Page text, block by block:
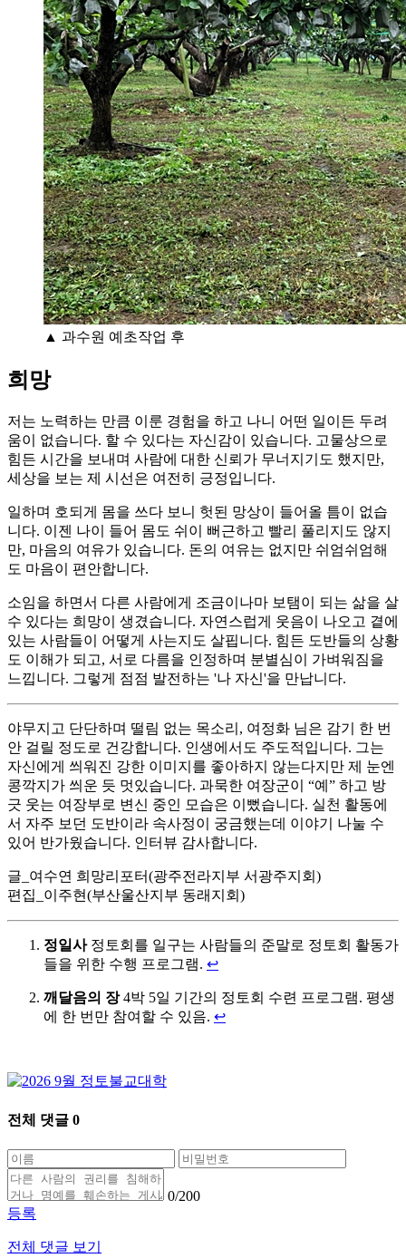
▲ 과수원 예초작업 후
희망
저는 노력하는 만큼 이룬 경험을 하고 나니 어떤 일이든 두려
움이 없습니다. 할 수 있다는 자신감이 있습니다. 고물상으로
힘든 시간을 보내며 사람에 대한 신뢰가 무너지기도 했지만,
세상을 보는 제 시선은 여전히 긍정입니다.
일하며 호되게 몸을 쓰다 보니 헛된 망상이 들어올 틈이 없습
니다. 이젠 나이 들어 몸도 쉬이 뻐근하고 빨리 풀리지도 않지
만, 마음의 여유가 있습니다. 돈의 여유는 없지만 쉬엄쉬엄해
도 마음이 편안합니다.
소임을 하면서 다른 사람에게 조금이나마 보탬이 되는 삶을 살
수 있다는 희망이 생겼습니다. 자연스럽게 웃음이 나오고 곁에
있는 사람들이 어떻게 사는지도 살핍니다. 힘든 도반들의 상황
도 이해가 되고, 서로 다름을 인정하며 분별심이 가벼워짐을
느낍니다. 그렇게 점점 발전하는 '나 자신'을 만납니다.
야무지고 단단하며 떨림 없는 목소리, 여정화 님은 감기 한 번
안 걸릴 정도로 건강합니다. 인생에서도 주도적입니다. 그는
자신에게 씌워진 강한 이미지를 좋아하지 않는다지만 제 눈엔
콩깍지가 씌운 듯 멋있습니다. 과묵한 여장군이 “예” 하고 방
긋 웃는 여장부로 변신 중인 모습은 이뻤습니다. 실천 활동에
서 자주 보던 도반이라 속사정이 궁금했는데 이야기 나눌 수
있어 반가웠습니다. 인터뷰 감사합니다.
글_여수연 희망리포터(광주전라지부 서광주지회)
편집_이주현(부산울산지부 동래지회)
정일사정토회를 일구는 사람들의 준말로 정토회 활동가
들을 위한 수행 프로그램. ↩
깨달음의 장4박 5일 기간의 정토회 수련 프로그램. 평생
에 한 번만 참여할 수 있음. ↩
전체 댓글 0
0/200
등록
전체 댓글 보기